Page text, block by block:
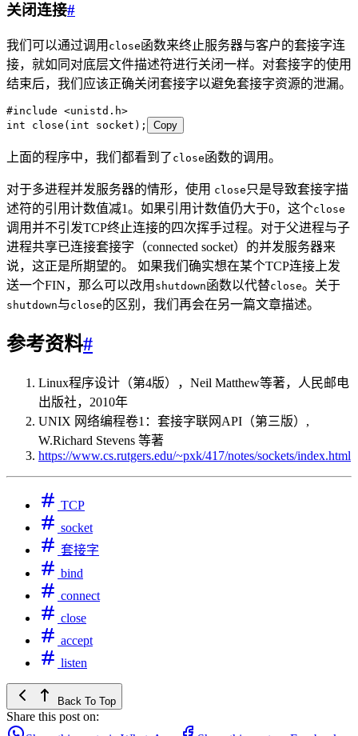
关闭连接#
我们可以通过调用 close函数来终止服务器与客户的套接字连
接，就如同对底层文件描述符进行关闭一样。对套接字的使用
结束后，我们应该正确关闭套接字以避免套接字资源的泄漏。
#include <unistd.h>
int close ( int socket ); Copy
上面的程序中，我们都看到了 close函数的调用。
对于多进程并发服务器的情形，使用 close 只是导致套接字描
述符的引用计数值减1。如果引用计数值仍大于0，这个close
调用并不引发TCP终止连接的四次挥手过程。对于父进程与子
进程共享已连接套接字（connected socket）的并发服务器来
说，这正是所期望的。 如果我们确实想在某个TCP连接上发
送一个FIN，那么可以改用 shutdown函数以代替close。关于
shutdown与close的区别，我们再会在另一篇文章描述。
参考资料#
Linux程序设计（第4版），Neil Matthew等著，人民邮电
出版社，2010年
UNIX 网络编程卷1：套接字联网API（第三版）,
W.Richard Stevens 等著
https://www.cs.rutgers.edu/~pxk/417/notes/sockets/index.html
TCP
socket
套接字
bind
connect
close
accept
listen
Back To Top
Share this post on: